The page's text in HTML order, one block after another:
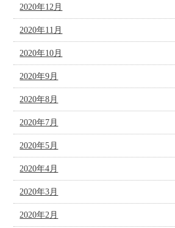
2020年12月
2020年11月
2020年10月
2020年9月
2020年8月
2020年7月
2020年5月
2020年4月
2020年3月
2020年2月